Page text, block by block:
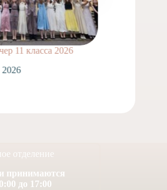
11 класса 2026
отделение
принимаются
до 17:00